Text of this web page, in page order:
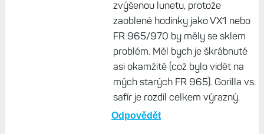
zvýšenou lunetu, protože
zaoblené hodinky jako VX1 nebo
FR 965/970 by měly se sklem
problém. Měl bych je škrábnuté
asi okamžitě (což bylo vidět na
mých starých FR 965). Gorilla vs.
safír je rozdíl celkem výrazný.
Odpovědět